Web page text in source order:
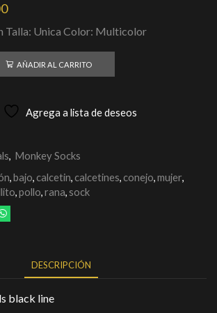
Talla: Unica Color: Multicolor
AÑADIR AL CARRITO
Agrega a lista de deseos
, Monkey Socks
,bajo, calcetin, calcetines, conejo,mujer,
,pollo,rana, sock
DESCRIPCIÓN
black line